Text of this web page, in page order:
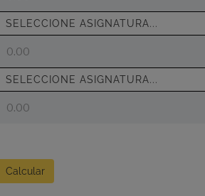
SELECCIONE ASIGNATURA...
SELECCIONE ASIGNATURA...
Calcular